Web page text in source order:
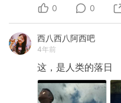
0 0
西八西八阿西吧
4年前
这，是人类的落日